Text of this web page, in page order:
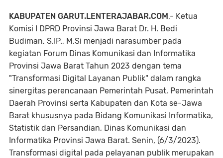
KABUPATEN GARUT.LENTERAJABAR.COM,- Ketua
Komisi I DPRD Provinsi Jawa Barat Dr. H. Bedi
Budiman, S.IP., M.Si menjadi narasumber pada
kegiatan Forum Dinas Komunikasi dan Informatika
Provinsi Jawa Barat Tahun 2023 dengan tema
"Transformasi Digital Layanan Publik" dalam rangka
sinergitas perencanaan Pemerintah Pusat, Pemerintah
Daerah Provinsi serta Kabupaten dan Kota se-Jawa
Barat khususnya pada Bidang Komunikasi Informatika,
Statistik dan Persandian, Dinas Komunikasi dan
Informatika Provinsi Jawa Barat. Senin, (6/3/2023).
Transformasi digital pada pelayanan publik merupakan